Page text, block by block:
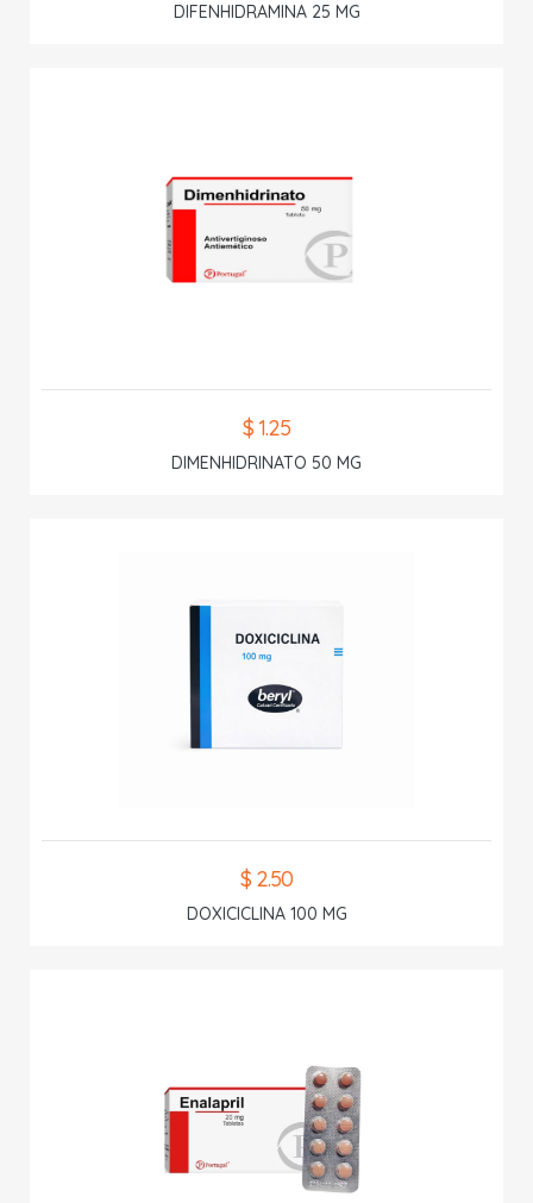
DIFENHIDRAMINA 25 MG
$ 1.25
DIMENHIDRINATO 50 MG
$ 2.50
DOXICICLINA 100 MG